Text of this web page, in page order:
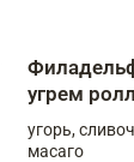
угрем ролл
угорь,
масаго